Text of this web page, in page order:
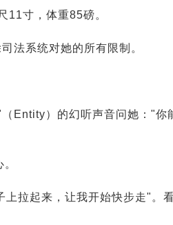
寸，体重85磅。
法系统对她的所有限制。
Entity）的幻听声音问她："你
上拉起来，让我开始快步走"。